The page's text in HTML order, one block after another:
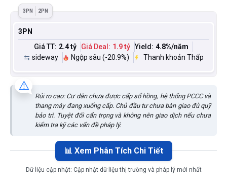
3PN 2PN
3PN
Giá TT: 2.4 tỷ Giá Deal: 1.9 tỷ Yield: 4.8%/năm
sideway
Ngộp sâu (-20.9%) Thanh khoản Thấp
⚠️
Rủi ro cao: Cư dân chưa được cấp sổ hồng, hệ thống PCCC và
thang máy đang xuống cấp. Chủ đầu tư chưa bàn giao đủ quỹ
bảo trì. Tuyệt đối cẩn trọng và không nên giao dịch nếu chưa
kiểm tra kỹ các vấn đề pháp lý.
📊 Xem Phân Tích Chi Tiết
Dữ liệu cập nhật: Cập nhật dữ liệu thị trường và pháp lý mới nhất